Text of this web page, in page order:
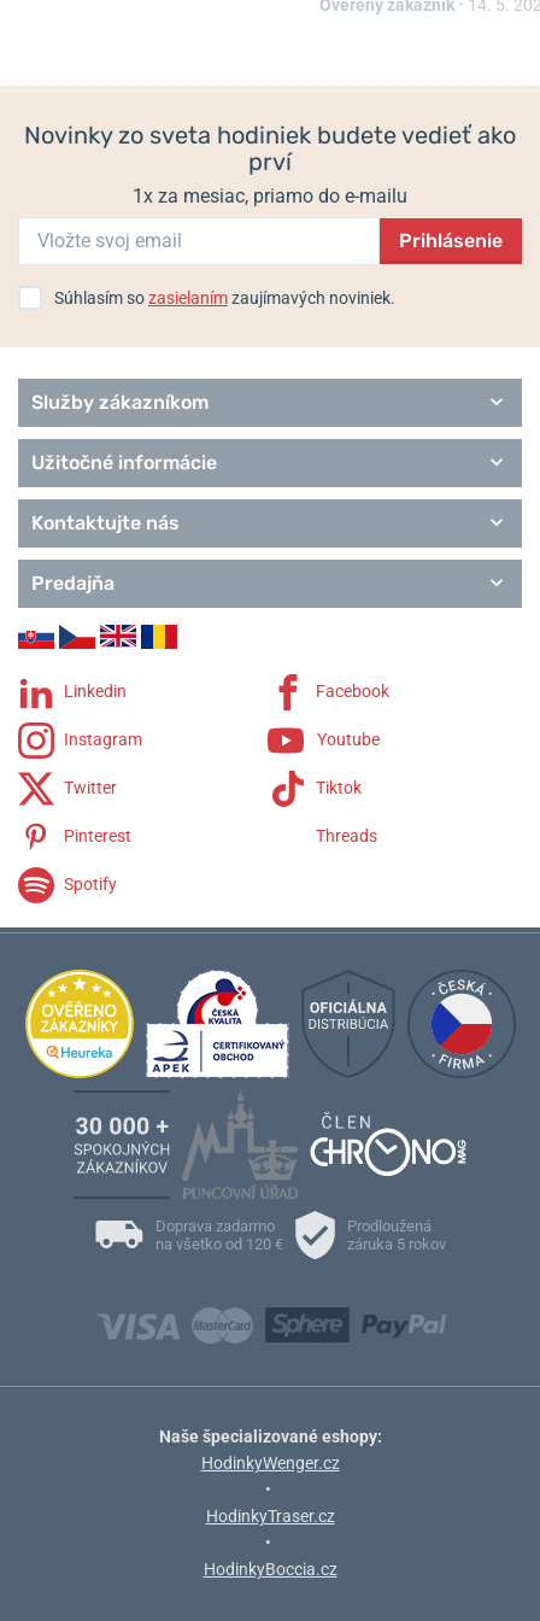
22848 Norderstedt, Nemecko / info@casio.de
Populárne modelové rady Casio
G-Shock
Baby-G
Wave Ceptor
Edifice
Pro Trek
Overený zákazník • 14. 5.
Novinky zo sveta hodiniek budete vedieť ako
prví
1x za mesiac, priamo do e-mailu
Prihlásenie
Súhlasím sozasielanímzaujímavých noviniek.
Služby zákazníkom
Užitočné informácie
Kontaktujte nás
Predajňa
Linkedin Facebook
Instagram Youtube
Twitter Tiktok
Pinterest Threads
Spotify
Doprava zadarmo
na všetko od 120 €
Prodloužená
záruka 5 rokov
Naše špecializované eshopy:
HodinkyWenger.cz
•
HodinkyTraser.cz
•
HodinkyBoccia.cz